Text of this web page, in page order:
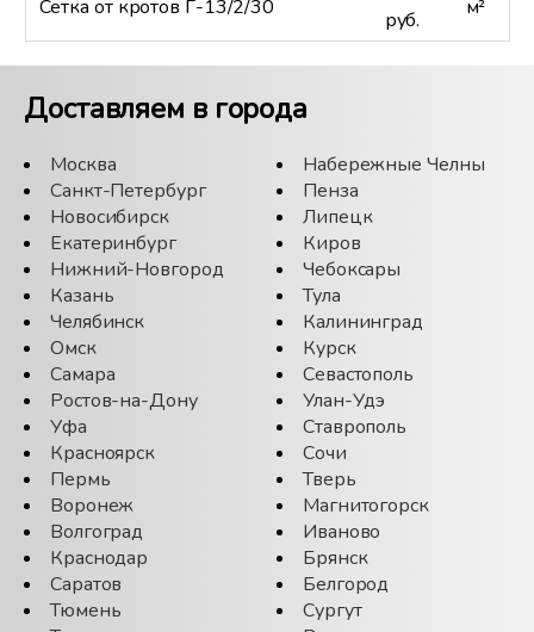
Сетка от кротов Г-13/2/30
руб.
м²
Доставляем в города
Москва
Санкт-Петербург
Новосибирск
Екатеринбург
Нижний-Новгород
Казань
Челябинск
Омск
Самара
Ростов-на-Дону
Уфа
Красноярск
Пермь
Воронеж
Волгоград
Краснодар
Саратов
Тюмень
Набережные Челны
Пенза
Липецк
Киров
Чебоксары
Тула
Калининград
Курск
Севастополь
Улан-Удэ
Ставрополь
Сочи
Тверь
Магнитогорск
Иваново
Брянск
Белгород
Сургут